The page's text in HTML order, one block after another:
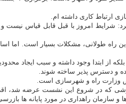
ارتباط کاری داشته ام.
امروز با قبل قابل قیاس نیست و
راه طولانی، مشکلات بسیار است. اما
از ابتدا وجود داشته و سبب ایجاد
و دسترس پذیر ساخته شوند.
وزارت راه و شهرسازی است.
که در شروع این نشست عرضه شد،
راهداری در مورد پایانه ها